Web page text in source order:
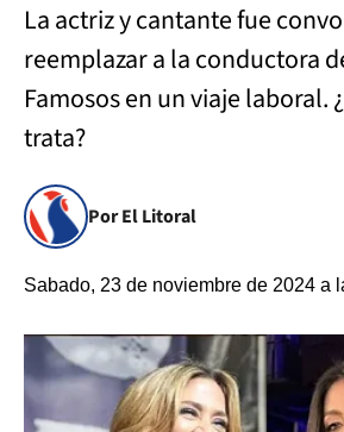
La actriz y cantante fue
reemplazar a la conductora
Famosos en un viaje laboral.
trata?
Por El Litoral
Sabado, 23 de noviembre de 2024 a